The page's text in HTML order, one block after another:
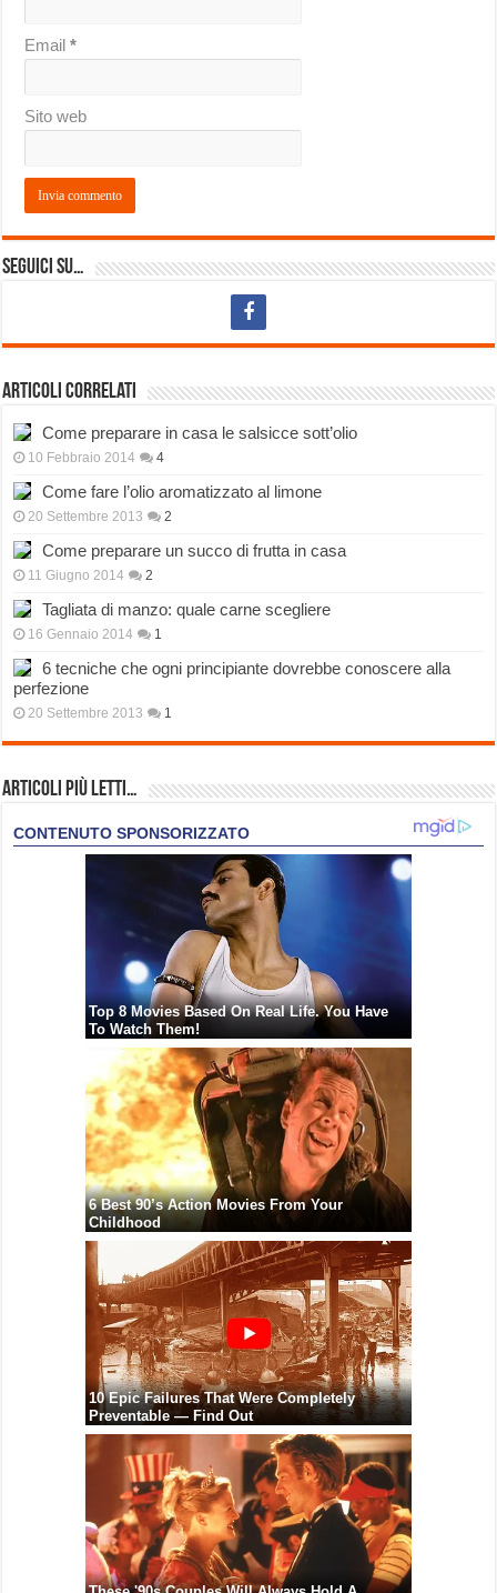
Email*
Sito web
Seguici su…
Articoli correlati
Come preparare in casa le salsicce sott’olio
10 Febbraio 2014 4
Come fare l’olio aromatizzato al limone
20 Settembre 2013 2
Come preparare un succo di frutta in casa
11 Giugno 2014 2
Tagliata di manzo: quale carne scegliere
16 Gennaio 2014 1
6 tecniche che ogni principiante dovrebbe conoscere alla
perfezione
20 Settembre 2013 1
Articoli più Letti…